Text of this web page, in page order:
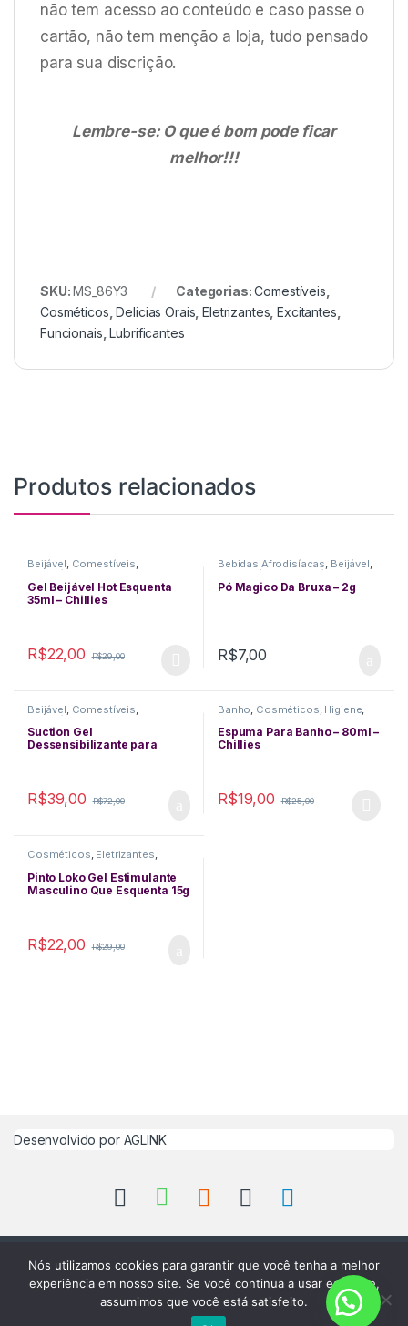
não tem acesso ao conteúdo e caso passe o
cartão, não tem menção a loja, tudo pensado
para sua discrição.
Lembre-se: O que é bom pode ficar
melhor!!!
SKU:MS_86Y3 Categorias:Comestíveis
Cosméticos ,Delicias Orais ,Eletrizantes ,Excitantes
Funcionais ,Lubrificantes
Produtos relacionados
Beijável, Comestíveis,
Cosméticos
Excitantes,Funcionais,
Lubrificantes, Massagem
Gel Beijável Hot Esquenta
35ml – Chillies
R$22,00 R$29,00
Bebidas Afrodisíacas, Beijável,
Comestíveis Cosméticos
Delicias Orais,Excitantes,
Funcionais
Pó Magico Da Bruxa – 2g
R$7,00
Beijável Comestíveis
Cosméticos Delicias Orais
Funcionais,Queima de Estoque
Sexo Anal
Suction Gel
Dessensibilizante para
R$39,00 R$72,00
Banho Cosméticos Higiene
Perfumes
Espuma Para Banho – 80ml –
Chillies
R$19,00 R$25,00
Cosméticos, Eletrizantes,
Performance Masculina,
Queima de Estoque,Retartantes
Pinto Loko Gel Estimulante
Masculino Que Esquenta 15g
R$22,00 R$29,00
Desenvolvido por AGLINK
Atendimento via WhatsApp!
Nós utilizamos cookies para garantir que você tenha a melhor
experiência em nosso site. Se você continua a usar este site,
assumimos que você está satisfeito.